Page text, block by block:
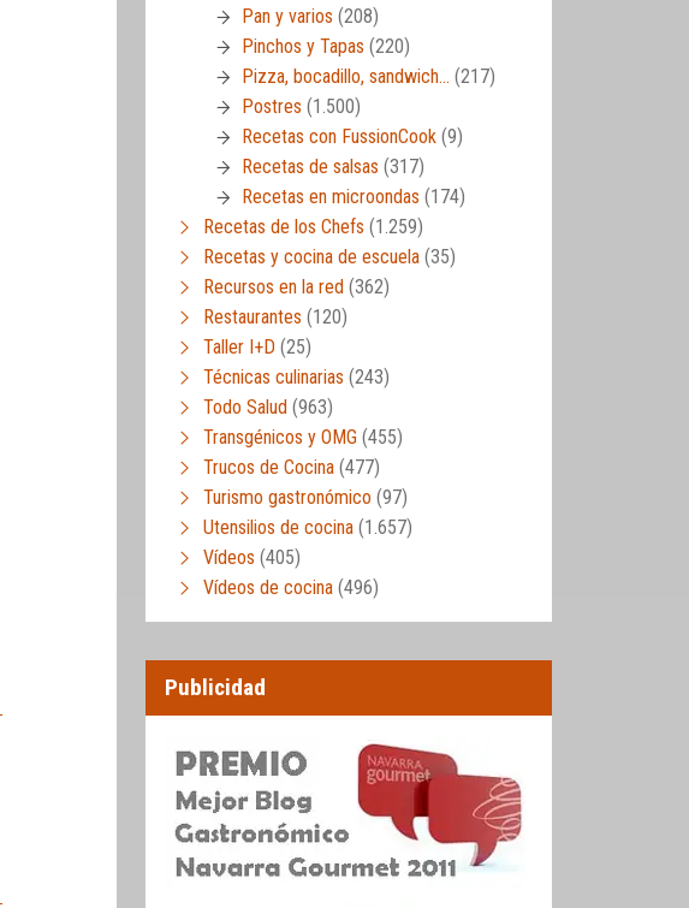
Pan y varios (208)
Pinchos y Tapas (220)
Pizza, bocadillo, sandwich… (217)
Postres (1.500)
Recetas con FussionCook (9)
Recetas de salsas (317)
Recetas en microondas (174)
Recetas de los Chefs (1.259)
Recetas y cocina de escuela (35)
Recursos en la red (362)
Restaurantes (120)
Taller I+D (25)
Técnicas culinarias (243)
Todo Salud (963)
Transgénicos y OMG (455)
Trucos de Cocina (477)
Turismo gastronómico (97)
Utensilios de cocina (1.657)
Vídeos (405)
Vídeos de cocina (496)
Publicidad